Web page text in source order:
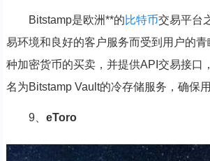
Bitstamp是欧洲**的比特币交易平台
易环境和良好的客户服务而受到用户的
种加密货币的买卖，并提供API交易接口
名为Bitstamp Vault的冷存储服务，确保
9、 eToro